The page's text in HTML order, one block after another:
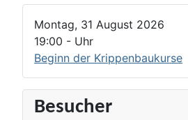
Montag, 31 August 2026
19:00 - Uhr
Beginn der Krippenbaukurse
Besucher